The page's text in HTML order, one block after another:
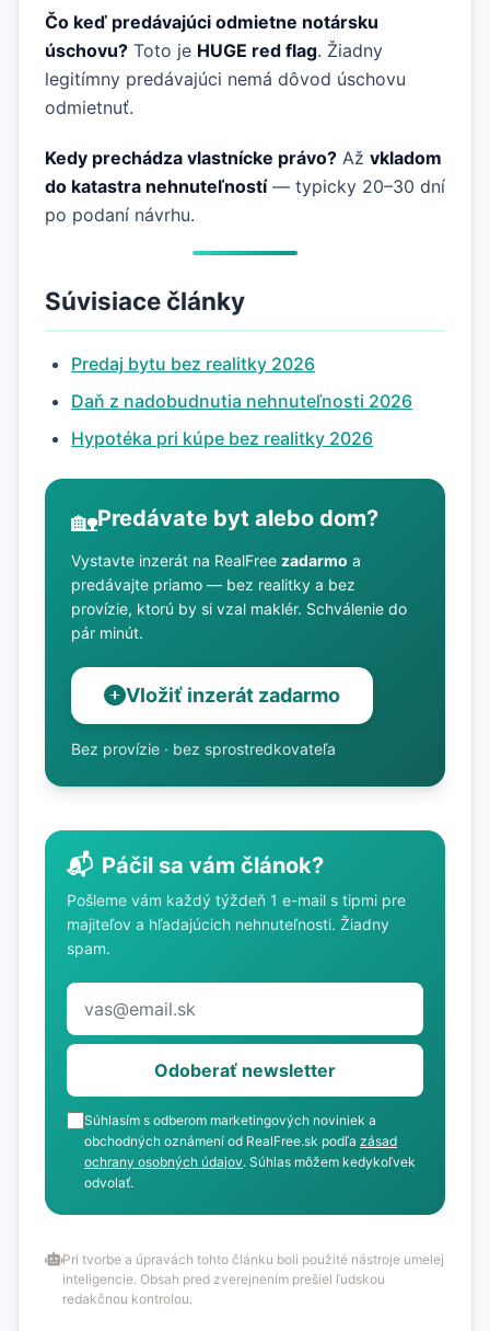
Čo keď predávajúci odmietne notársku
úschovu? Toto je HUGE red flag. Žiadny
legitímny predávajúci nemá dôvod úschovu
odmietnuť.
Kedy prechádza vlastnícke právo? Až vkladom
do katastra nehnuteľností— typicky 20–30 dní
po podaní návrhu.
Súvisiace články
Predaj bytu bez realitky 2026
Daň z nadobudnutia nehnuteľnosti 2026
Hypotéka pri kúpe bez realitky 2026
🏡Predávate byt alebo dom?
Vystavte inzerát na RealFree zadarmo a
predávajte priamo — bez realitky a bez
provízie, ktorú by si vzal maklér. Schválenie do
pár minút.
Vložiť inzerát zadarmo
Bez provízie · bez sprostredkovateľa
📬 Páčil sa vám článok?
Pošleme vám každý týždeň 1 e-mail s tipmi pre
majiteľov a hľadajúcich nehnuteľnosti. Žiadny
spam.
Odoberať newsletter
Súhlasím s odberom marketingových noviniek a
obchodných oznámení od RealFree.sk podľa zásad
ochrany osobných údajov. Súhlas môžem kedykoľvek
odvolať.
Pri tvorbe a úpravách tohto článku boli použité nástroje umelej
inteligencie. Obsah pred zverejnením prešiel ľudskou
redakčnou kontrolou.